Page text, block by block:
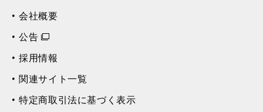
会社概要
公告
採用情報
関連サイト一覧
特定商取引法に基づく表示